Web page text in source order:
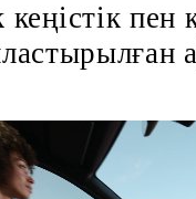
кеңістік